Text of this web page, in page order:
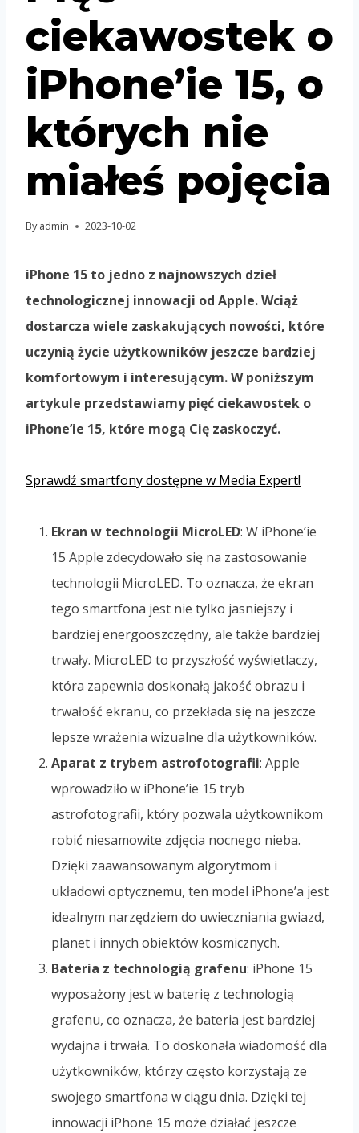
ciekawostek o
iPhone’ie 15, o
których nie
miałeś pojęcia
By admin 2023-10-02
iPhone 15 to jedno z najnowszych dzieł
technologicznej innowacji od Apple. Wciąż
dostarcza wiele zaskakujących nowości, które
uczynią życie użytkowników jeszcze bardziej
komfortowym i interesującym. W poniższym
artykule przedstawiamy pięć ciekawostek o
iPhone’ie 15, które mogą Cię zaskoczyć.
Sprawdź smartfony dostępne w Media Expert!
Ekran w technologii MicroLED: W iPhone’ie
15 Apple zdecydowało się na zastosowanie
technologii MicroLED. To oznacza, że ekran
tego smartfona jest nie tylko jasniejszy i
bardziej energooszczędny, ale także bardziej
trwały. MicroLED to przyszłość wyświetlaczy,
która zapewnia doskonałą jakość obrazu i
trwałość ekranu, co przekłada się na jeszcze
lepsze wrażenia wizualne dla użytkowników.
Aparat z trybem astrofotografii: Apple
wprowadziło w iPhone’ie 15 tryb
astrofotografii, który pozwala użytkownikom
robić niesamowite zdjęcia nocnego nieba.
Dzięki zaawansowanym algorytmom i
układowi optycznemu, ten model iPhone’a jest
idealnym narzędziem do uwieczniania gwiazd,
planet i innych obiektów kosmicznych.
Bateria z technologią grafenu: iPhone 15
wyposażony jest w baterię z technologią
grafenu, co oznacza, że bateria jest bardziej
wydajna i trwała. To doskonała wiadomość dla
użytkowników, którzy często korzystają ze
swojego smartfona w ciągu dnia. Dzięki tej
innowacji iPhone 15 może działać jeszcze